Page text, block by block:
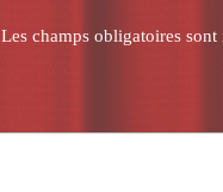
Les champs obligatoires